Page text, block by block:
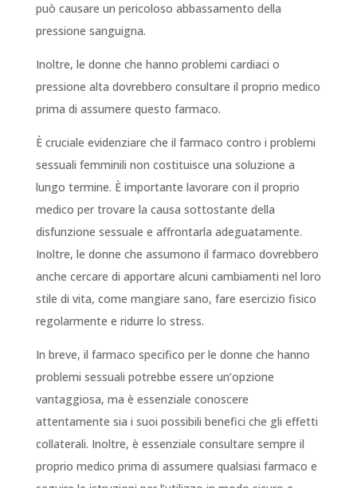
può causare un pericoloso abbassamento della
pressione sanguigna.
Inoltre, le donne che hanno problemi cardiaci o
pressione alta dovrebbero consultare il proprio medico
prima di assumere questo farmaco.
È cruciale evidenziare che il farmaco contro i problemi
sessuali femminili non costituisce una soluzione a
lungo termine. È importante lavorare con il proprio
medico per trovare la causa sottostante della
disfunzione sessuale e affrontarla adeguatamente.
Inoltre, le donne che assumono il farmaco dovrebbero
anche cercare di apportare alcuni cambiamenti nel loro
stile di vita, come mangiare sano, fare esercizio fisico
regolarmente e ridurre lo stress.
In breve, il farmaco specifico per le donne che hanno
problemi sessuali potrebbe essere un’opzione
vantaggiosa, ma è essenziale conoscere
attentamente sia i suoi possibili benefici che gli effetti
collaterali. Inoltre, è essenziale consultare sempre il
proprio medico prima di assumere qualsiasi farmaco e